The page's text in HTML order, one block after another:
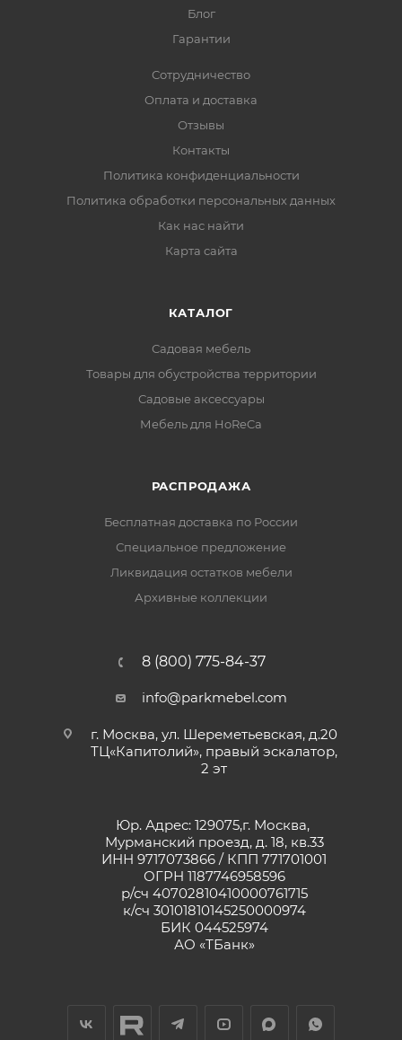
Блог
Гарантии
Сотрудничество
Оплата и доставка
Отзывы
Контакты
Политика конфиденциальности
Политика обработки персональных данных
Как нас найти
Карта сайта
КАТАЛОГ
Садовая мебель
Товары для обустройства территории
Садовые аксессуары
Мебель для HoReCa
РАСПРОДАЖА
Бесплатная доставка по России
Специальное предложение
Ликвидация остатков мебели
Архивные коллекции
8 (800) 775-84-37
info@parkmebel.com
г. Москва, ул. Шереметьевская, д.20
ТЦ«Капитолий», правый эскалатор,
2 эт
Юр. Адрес: 129075,г. Москва,
Мурманский проезд, д. 18, кв.33
ИНН 9717073866 / КПП 771701001
ОГРН 1187746958596
р/сч 40702810410000761715
к/сч 30101810145250000974
БИК 044525974
АО «ТБанк»